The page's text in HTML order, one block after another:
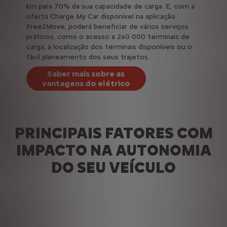
km para 70% da sua capacidade de carga. E, com a
oferta Charge My Car disponível na aplicação
Free2Move, poderá beneficiar de vários serviços
práticos, como o acesso a 260 000 terminais de
carga, a localização dos terminais disponíveis ou o
fácil planeamento dos seus trajetos.
Saber mais sobre as
vantagens do elétrico
PRINCIPAIS FATORES COM
IMPACTO NA AUTONOMIA
DO SEU VEÍCULO